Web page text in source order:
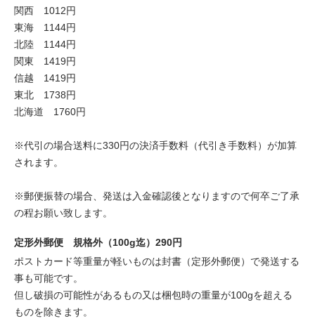
関西 1012円
東海 1144円
北陸 1144円
関東 1419円
信越 1419円
東北 1738円
北海道 1760円
※代引の場合送料に330円の決済手数料（代引き手数料）が加算
されます。
※郵便振替の場合、発送は入金確認後となりますので何卒ご了承
の程お願い致します。
定形外郵便 規格外（100g迄）290円
ポストカード等重量が軽いものは封書（定形外郵便）で発送する
事も可能です。
但し破損の可能性があるもの又は梱包時の重量が100gを超える
ものを除きます。